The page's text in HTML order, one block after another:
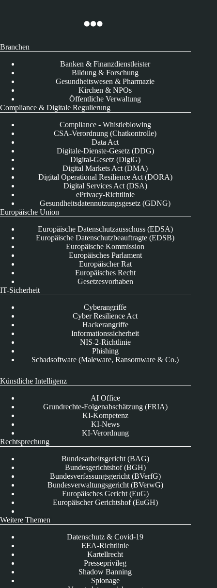
Branchen
Banken & Finanzdienstleister
Bildung & Forschung
Gesundheitswesen & Pharmazie
Kirchen & NPOs
Öffentliche Verwaltung
Compliance & Digitale Regulierung
Compliance - Whistleblowing
CSA-Verordnung (Chatkontrolle)
Data Act
Digitale-Dienste-Gesetz (DDG)
Digital-Gesetz (DigiG)
Digital Markets Act (DMA)
Digital Operational Resilience Act (DORA)
Digital Services Act (DSA)
ePrivacy-Richtlinie
Gesundheitsdatennutzungsgesetz (GDNG)
Europäische Union
Europäische Datenschutzausschuss (EDSA)
Europäische Datenschutzbeauftragte (EDSB)
Europäische Kommission
Europäisches Parlament
Europäischer Rat
Europäisches Recht
Gesetzesvorhaben
IT-Sicherheit
Cyberangriffe
Cyber Resilience Act
Hackerangriffe
Informationssicherheit
NIS-2-Richtlinie
Phishing
Schadsoftware (Maleware, Ransomware & Co.)
Künstliche Intelligenz
AI Office
Grundrechte-Folgenabschätzung (FRIA)
KI-Kompetenz
KI-News
KI-Verordnung
Rechtsprechung
Bundesarbeitsgericht (BAG)
Bundesgerichtshof (BGH)
Bundesverfassungsgericht (BVerfG)
Bundesverwaltungsgericht (BVerwG)
Europäisches Gericht (EuG)
Europäischer Gerichtshof (EuGH)
Weitere Themen
Datenschutz & Covid-19
EEA-Richtlinie
Kartellrecht
Presseprivileg
Shadow Banning
Spionage